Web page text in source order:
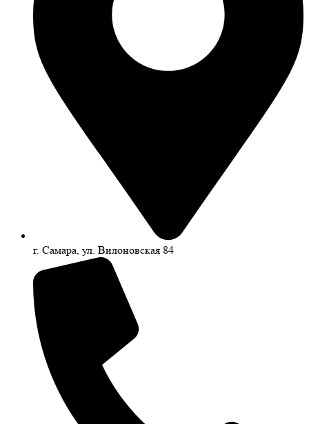
г. Самара, ул. Вилоновская 84